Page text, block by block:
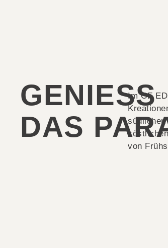
GENIESS
DAS
Im OF
von